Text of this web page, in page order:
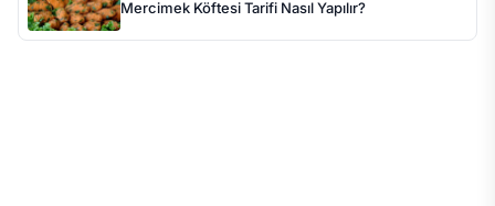
Mercimek Köftesi Tarifi Nasıl Yapılır?